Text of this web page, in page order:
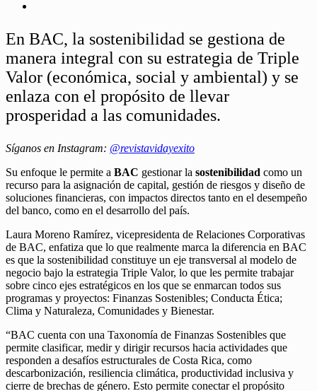
En BAC, la sostenibilidad se gestiona de
manera integral con su estrategia de Triple
Valor (económica, social y ambiental) y se
enlaza con el propósito de llevar
prosperidad a las comunidades.
Síganos en Instagram: @revistavidayexito
Su enfoque le permite a BAC gestionar la sostenibilidad como un
recurso para la asignación de capital, gestión de riesgos y diseño de
soluciones financieras, con impactos directos tanto en el desempeño
del banco, como en el desarrollo del país.
Laura Moreno Ramírez, vicepresidenta de Relaciones Corporativas
de BAC, enfatiza que lo que realmente marca la diferencia en BAC
es que la sostenibilidad constituye un eje transversal al modelo de
negocio bajo la estrategia Triple Valor, lo que les permite trabajar
sobre cinco ejes estratégicos en los que se enmarcan todos sus
programas y proyectos: Finanzas Sostenibles; Conducta Ética;
Clima y Naturaleza, Comunidades y Bienestar.
“BAC cuenta con una Taxonomía de Finanzas Sostenibles que
permite clasificar, medir y dirigir recursos hacia actividades que
responden a desafíos estructurales de Costa Rica, como
descarbonización, resiliencia climática, productividad inclusiva y
cierre de brechas de género. Esto permite conectar el propósito